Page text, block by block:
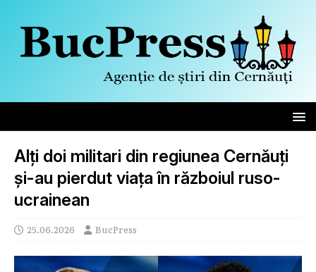
Alți doi militari din regiunea Cernăuți
și-au pierdut viața în războiul ruso-
ucrainean
25.06.2026 BucPress